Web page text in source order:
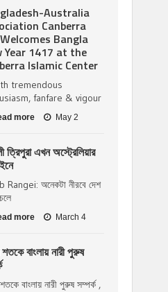
Australia
Canberra
Bangla
Year 1417 at the
Islamic Center
tremendous
fanfare & vigour
more May 2
ত্রিপুরা এখন অস্ট্রেলিয়ার
Rangei: অনেকটা নীরবে দেশ
more March 4
বাংলায় নারী পুরুষ
বাংলায় নারী পুরুষ সম্পর্ক ,